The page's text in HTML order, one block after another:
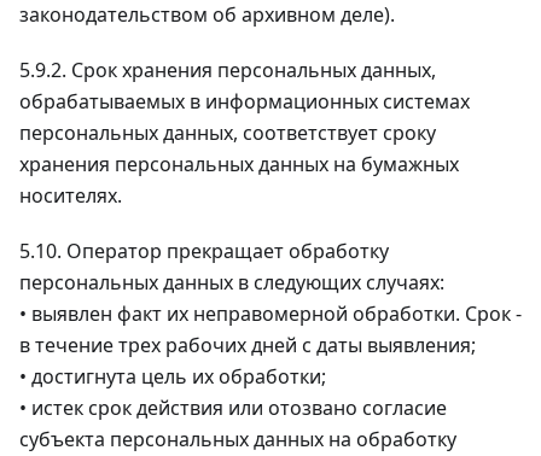
законодательством об архивном деле).
5.9.2. Срок хранения персональных данных,
обрабатываемых в информационных системах
персональных данных, соответствует сроку
хранения персональных данных на бумажных
носителях.
5.10. Оператор прекращает обработку
персональных данных в следующих случаях:
• выявлен факт их неправомерной обработки. Срок -
в течение трех рабочих дней с даты выявления;
• достигнута цель их обработки;
• истек срок действия или отозвано согласие
субъекта персональных данных на обработку